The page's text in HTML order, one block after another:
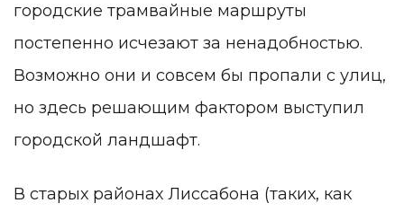
городские трамвайные маршруты
постепенно исчезают за ненадобностью.
Возможно они и совсем бы пропали с улиц,
но здесь решающим фактором выступил
городской ландшафт.
В старых районах Лиссабона (таких, как